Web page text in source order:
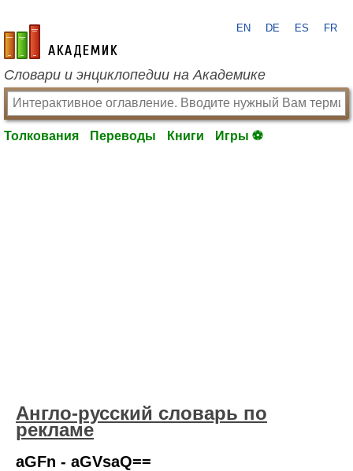
academic.ru
EN DE ES FR
Словари и энциклопедии на Академике
Толкования Переводы Книги Игры ⚽
Англо-русский словарь по
рекламе
aGFn - aGVsaQ==